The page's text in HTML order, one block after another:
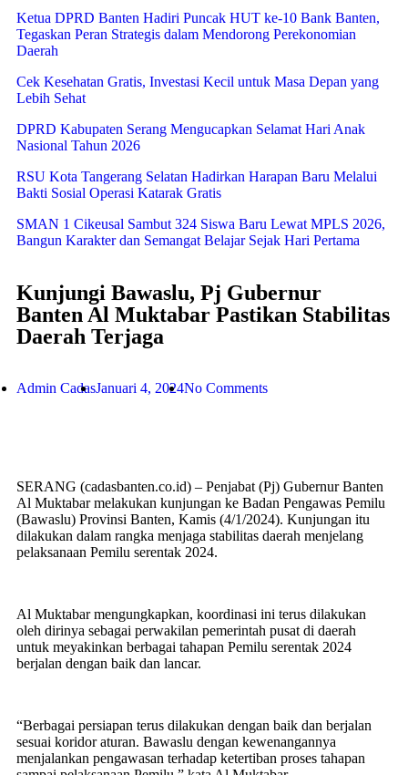
Ketua DPRD Banten Hadiri Puncak HUT ke-10 Bank Banten,
Tegaskan Peran Strategis dalam Mendorong Perekonomian
Daerah
Cek Kesehatan Gratis, Investasi Kecil untuk Masa Depan yang
Lebih Sehat
DPRD Kabupaten Serang Mengucapkan Selamat Hari Anak
Nasional Tahun 2026
RSU Kota Tangerang Selatan Hadirkan Harapan Baru Melalui
Bakti Sosial Operasi Katarak Gratis
SMAN 1 Cikeusal Sambut 324 Siswa Baru Lewat MPLS 2026,
Bangun Karakter dan Semangat Belajar Sejak Hari Pertama
Kunjungi Bawaslu, Pj Gubernur
Banten Al Muktabar Pastikan Stabilitas
Daerah Terjaga
Admin CadasJanuari 4, 2024No Comments
SERANG (cadasbanten.co.id) – Penjabat (Pj) Gubernur Banten
Al Muktabar melakukan kunjungan ke Badan Pengawas Pemilu
(Bawaslu) Provinsi Banten, Kamis (4/1/2024). Kunjungan itu
dilakukan dalam rangka menjaga stabilitas daerah menjelang
pelaksanaan Pemilu serentak 2024.
Al Muktabar mengungkapkan, koordinasi ini terus dilakukan
oleh dirinya sebagai perwakilan pemerintah pusat di daerah
untuk meyakinkan berbagai tahapan Pemilu serentak 2024
berjalan dengan baik dan lancar.
“Berbagai persiapan terus dilakukan dengan baik dan berjalan
sesuai koridor aturan. Bawaslu dengan kewenangannya
menjalankan pengawasan terhadap ketertiban proses tahapan